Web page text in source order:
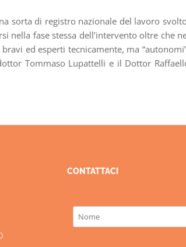
sorta di registro nazionale del lavoro
nella fase stessa dell’intervento oltre che
ed esperti tecnicamente, ma
Tommaso Lupattelli e il Dottor
CONTATTACI